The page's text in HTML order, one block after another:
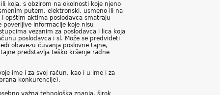
koja, s obzirom na okolnosti koje njeno
putem, elektronski, usmeno ili na
opštim aktima poslodavca smatraju
informacije koje nisu
vezanim za poslodavca i lica koja
poslodavca i sl. Može se predvideti
obavezu čuvanja poslovne tajne,
predstavlja teško kršenje radne
ime i za svoj račun, kao i u ime i za
konkurencije).
važna tehnološka znanja, širok